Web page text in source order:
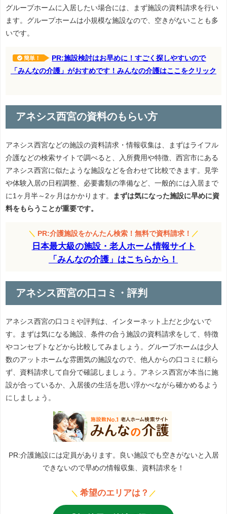
グループホームに入居したい場合には、まず施設の資料請求を行い
ます。グループホームは小規模な施設なので、空きがないことも多
いです。
簡単！
PR:施設検討はお早めに！すごく探しやすいので
「みんなの介護」がおすめです！みんなの介護はここをクリック
アネシス西宮の資料のもらい方
アネシス西宮などの施設の資料請求・情報収集は、まずはライフル
介護などの検索サイトで調べると、入所費用や特徴、西宮市にある
アネシス西宮に似たような施設などを合わせて比較できます。見学
や体験入居の日程調整、必要書類の準備など、一般的には入居まで
に1ヶ月半～2ヶ月はかかります。
まずは気になった施設に早めに資
料をもらうことが重要です。
＼ PR:介護施設をかんたん検索！無料で資料請求！ ／
日本最大級の施設・老人ホーム情報サイト
「みんなの介護」はこちらから！
アネシス西宮の口コミ・評判
アネシス西宮の口コミや評判は、インターネット上だと少ないで
す。まずは気になる施設、条件の合う施設の資料請求をして、特徴
やコンセプトなどから比較してみましょう。グループホームは少人
数のアットホームな雰囲気の施設なので、他人からの口コミに頼ら
ず、資料請求して自分で確認しましょう。アネシス西宮が本当に施
設が合っているか、入居後の生活を思い浮かべながら確かめるよう
にしましょう。
PR:介護施設には定員があります。良い施設でも空きがないと入居
できないので早めの情報収集、資料請求を！
＼ 希望のエリアは？ ／